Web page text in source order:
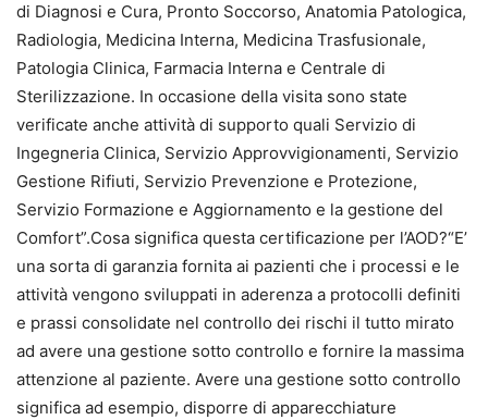
di Diagnosi e Cura, Pronto Soccorso, Anatomia Patologica,
Radiologia, Medicina Interna, Medicina Trasfusionale,
Patologia Clinica, Farmacia Interna e Centrale di
Sterilizzazione. In occasione della visita sono state
verificate anche attività di supporto quali Servizio di
Ingegneria Clinica, Servizio Approvvigionamenti, Servizio
Gestione Rifiuti, Servizio Prevenzione e Protezione,
Servizio Formazione e Aggiornamento e la gestione del
Comfort”.Cosa significa questa certificazione per l’AOD?“E’
una sorta di garanzia fornita ai pazienti che i processi e le
attività vengono sviluppati in aderenza a protocolli definiti
e prassi consolidate nel controllo dei rischi il tutto mirato
ad avere una gestione sotto controllo e fornire la massima
attenzione al paziente. Avere una gestione sotto controllo
significa ad esempio, disporre di apparecchiature